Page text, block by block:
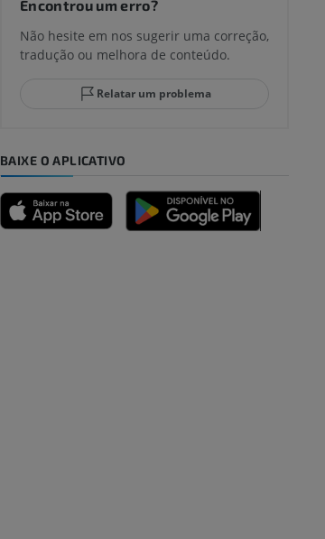
Encontrou um erro?
Não hesite em nos sugerir uma correção,
tradução ou melhora de conteúdo.
Relatar um problema
BAIXE O APLICATIVO